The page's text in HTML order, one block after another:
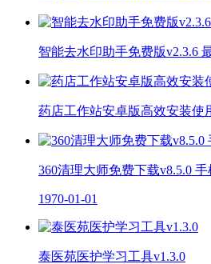
智能去水印助手免费版v2.3.6
药店工作站安卓版高效安装使
360清理大师免费下载v8.5.0 手
1970-01-01
泰医苑医护学习工具v1.3.0